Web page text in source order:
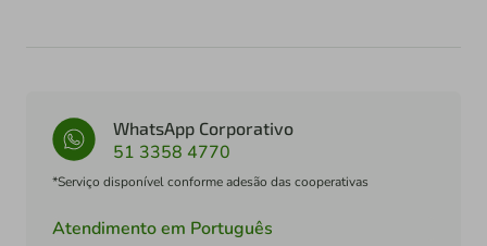
WhatsApp Corporativo
51 3358 4770
*Serviço disponível conforme adesão das cooperativas
Atendimento em Português